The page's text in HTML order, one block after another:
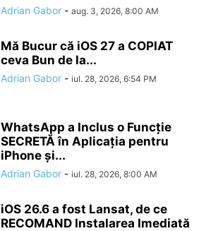
Adrian Gabor - aug. 3, 2026, 8:00 AM
Mă Bucur că iOS 27 a COPIAT
ceva Bun de la...
Adrian Gabor - iul. 28, 2026, 6:54 PM
WhatsApp a Inclus o Funcție
SECRETĂ în Aplicația pentru
iPhone și...
Adrian Gabor - iul. 28, 2026, 8:00 AM
iOS 26.6 a fost Lansat, de ce
RECOMAND Instalarea Imediată